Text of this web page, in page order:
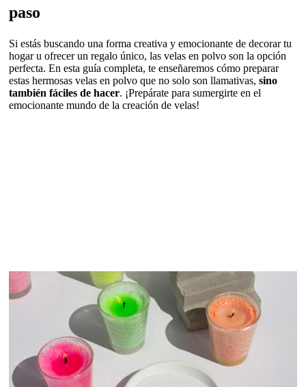
paso
Si estás buscando una forma creativa y emocionante de decorar tu
hogar u ofrecer un regalo único, las velas en polvo son la opción
perfecta. En esta guía completa, te enseñaremos cómo preparar
estas hermosas velas en polvo que no solo son llamativas, sino
también fáciles de hacer. ¡Prepárate para sumergirte en el
emocionante mundo de la creación de velas!